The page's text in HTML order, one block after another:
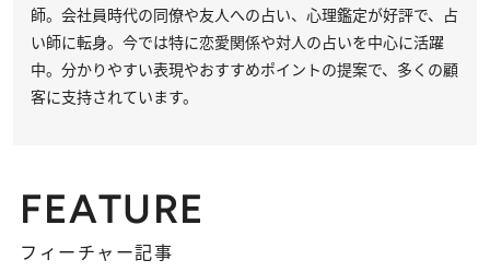
師。会社員時代の同僚や友人への占い、心理鑑定が好評で、占
い師に転身。今では特に恋愛関係や対人の占いを中心に活躍
中。分かりやすい表現やおすすめポイントの提案で、多くの顧
客に支持されています。
FEATURE
フィーチャー記事